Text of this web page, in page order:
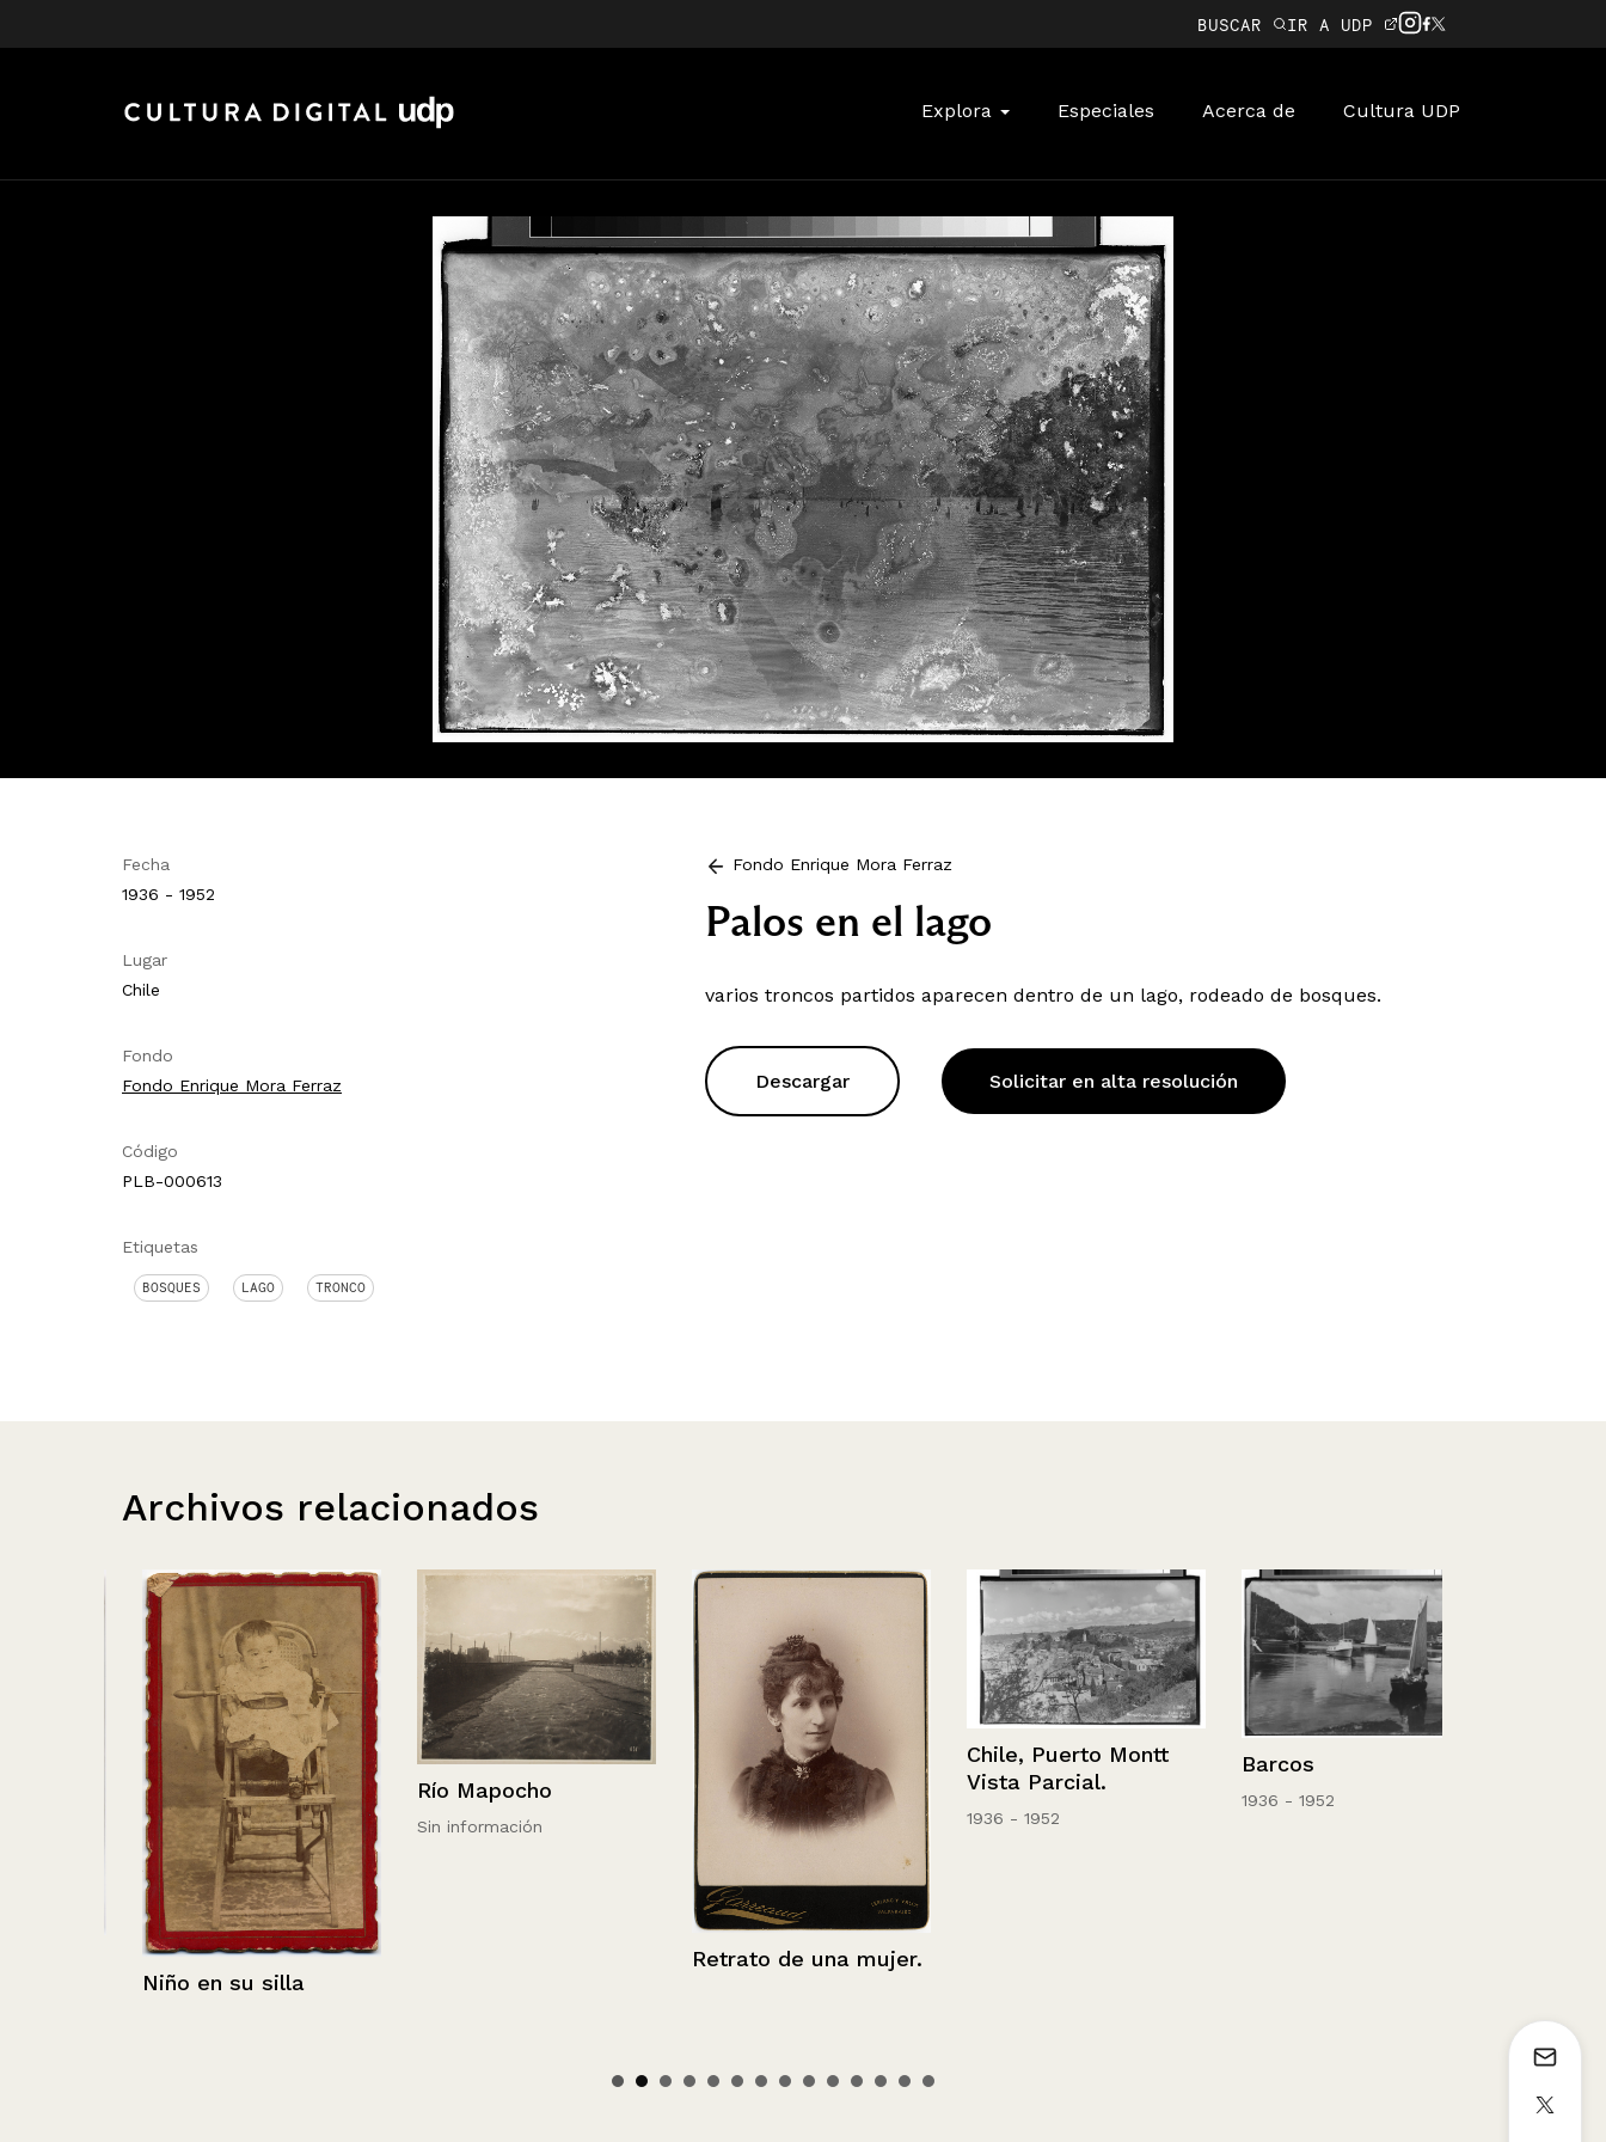
BUSCAR IR A UDP
Explora Especiales Acerca de Cultura UDP
Fecha
1936 - 1952
Lugar
Chile
Fondo
Fondo Enrique Mora Ferraz
Código
PLB-000613
Etiquetas
BOSQUES LAGO TRONCO
Fondo Enrique Mora Ferraz
Palos en el lago
varios troncos partidos aparecen dentro de un lago, rodeado de bosques.
Descargar Solicitar en alta resolución
Archivos relacionados
Niño en su silla
Río Mapocho
Sin información
Retrato de una mujer.
Chile, Puerto Montt
Vista Parcial.
1936 - 1952
Barcos
1936 - 1952